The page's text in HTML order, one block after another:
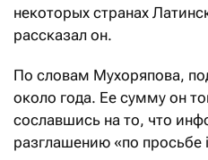
некоторых странах
рассказал он.
По словам Мухоряпова,
около года. Ее сумму он
сославшись на то, что
разглашению «по просьбе